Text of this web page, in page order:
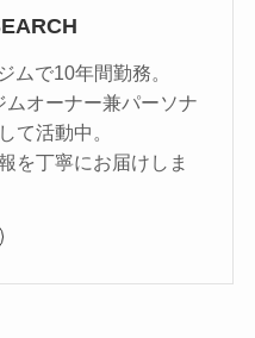
ムで10年間勤務。
オーナー兼パーソナ
て活動中。
を丁寧にお届けしま